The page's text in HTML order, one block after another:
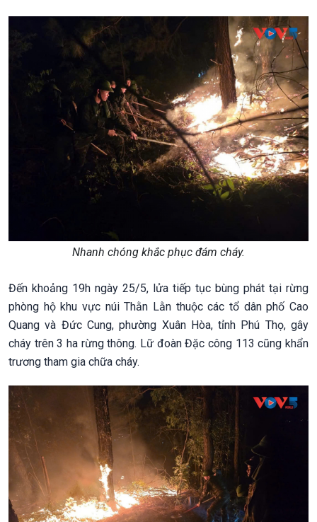
Nhanh chóng khắc phục đám cháy.
Đến khoảng 19h ngày 25/5, lửa tiếp tục bùng phát tại rừng
phòng hộ khu vực núi Thằn Lằn thuộc các tổ dân phố Cao
Quang và Đức Cung, phường Xuân Hòa, tỉnh Phú Thọ, gây
cháy trên 3 ha rừng thông. Lữ đoàn Đặc công 113 cũng khẩn
trương tham gia chữa cháy.